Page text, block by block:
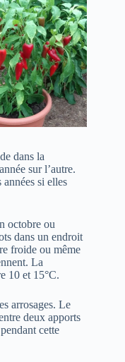
dans la
sur l’autre.
si elles
octobre ou
dans un endroit
froide ou même
La
10 et 15°C.
arrosages. Le
deux apports
cette